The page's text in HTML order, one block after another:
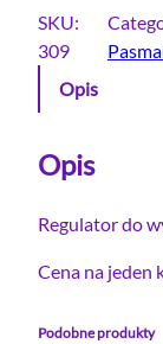
SKU:
309
Opis
Opis
Regulator do
Cena na jeden
Podobne produkty